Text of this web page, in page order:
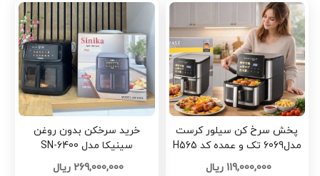
پخش سرخ کن سیلور کرست
مدل6069 تک و عمده کد H565
119,000,000 ریال
خرید سرخکن بدون روغن
سینیکا مدل SN-6400
269,000,000 ریال